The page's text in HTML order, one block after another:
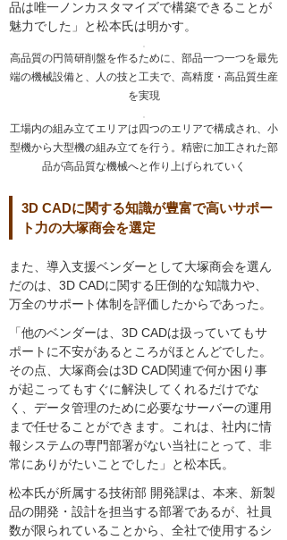
品は唯一ノンカスタマイズで構築できることが
魅力でした」と松本氏は明かす。
高品質の円筒研削盤を作るために、部品一つ一つを最先
端の機械設備と、人の技と工夫で、高精度・高品質生産
を実現
工場内の組み立てエリアは四つのエリアで構成され、小
型機から大型機の組み立てを行う。精密に加工された部
品が高品質な機械へと作り上げられていく
3D CADに関する知識が豊富で高いサポー
ト力の大塚商会を選定
また、導入支援ベンダーとして大塚商会を選ん
だのは、3D CADに関する圧倒的な知識力や、
万全のサポート体制を評価したからであった。
「他のベンダーは、3D CADは扱っていてもサ
ポートに不安があるところがほとんどでした。
その点、大塚商会は3D CAD関連で何か困り事
が起こってもすぐに解決してくれるだけでな
く、データ管理のために必要なサーバーの運用
まで任せることができます。これは、社内に情
報システムの専門部署がない当社にとって、非
常にありがたいことでした」と松本氏。
松本氏が所属する技術部 開発課は、本来、新製
品の開発・設計を担当する部署であるが、社員
数が限られていることから、全社で使用するシ